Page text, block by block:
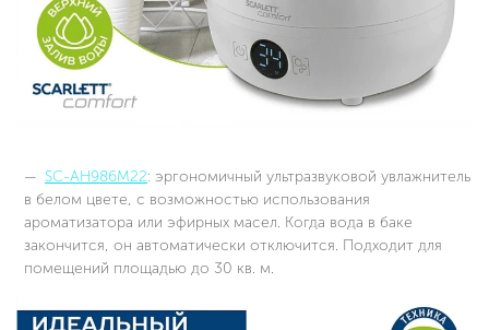
SC-AH986M22: эргономичный ультразвуковой увлажнитель
в белом цвете, с возможностью использования
ароматизатора или эфирных масел. Когда вода в баке
закончится, он автоматически отключится. Подходит для
помещений площадью до 30 кв. м.